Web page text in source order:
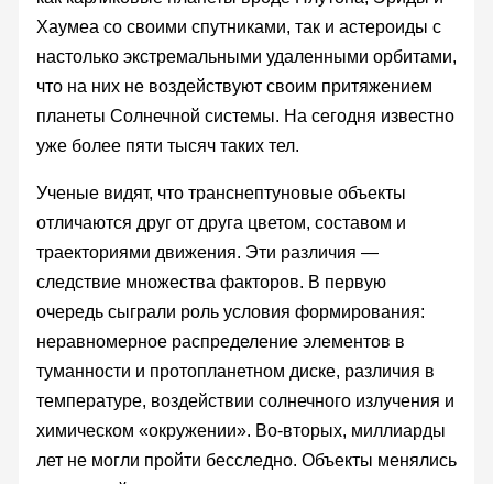
Хаумеа со своими спутниками, так и астероиды с
настолько экстремальными удаленными орбитами,
что на них не воздействуют своим притяжением
планеты Солнечной системы. На сегодня известно
уже более пяти тысяч таких тел.
Ученые видят, что транснептуновые объекты
отличаются друг от друга цветом, составом и
траекториями движения. Эти различия —
следствие множества факторов. В первую
очередь сыграли роль условия формирования:
неравномерное распределение элементов в
туманности и протопланетном диске, различия в
температуре, воздействии солнечного излучения и
химическом «окружении». Во-вторых, миллиарды
лет не могли пройти бесследно. Объекты менялись